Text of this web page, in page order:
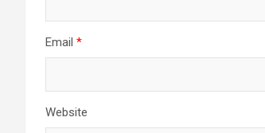
Email *
Website